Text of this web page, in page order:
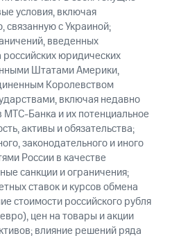
условия, включая
связанную с Украиной;
введенных
юридических
Штатами Америки,
Королевством
включая недавно
Банка и их потенциальное
активы и обязательства;
законодательного и иного
России в качестве
санкции и ограничения;
ставок и курсов обмена
стоимости российского рубля
цен на товары и акции
влияние решений ряда